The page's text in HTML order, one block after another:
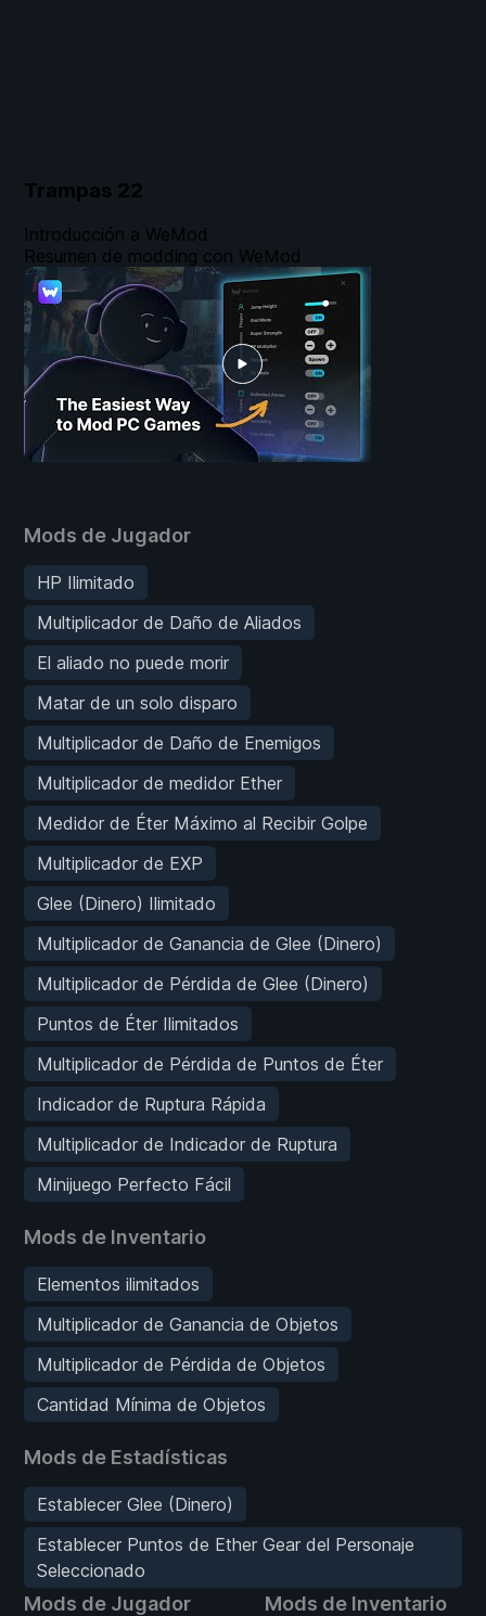
Trampas 22
Mods de Jugador
HP Ilimitado
Multiplicador de Daño de Aliados
El aliado no puede morir
Matar de un solo disparo
Multiplicador de Daño de Enemigos
Multiplicador de medidor Ether
Medidor de Éter Máximo al Recibir Golpe
Multiplicador de EXP
Glee (Dinero) Ilimitado
Multiplicador de Ganancia de Glee (Dinero)
Multiplicador de Pérdida de Glee (Dinero)
Puntos de Éter Ilimitados
Multiplicador de Pérdida de Puntos de Éter
Indicador de Ruptura Rápida
Multiplicador de Indicador de Ruptura
Minijuego Perfecto Fácil
Mods de Inventario
Elementos ilimitados
Multiplicador de Ganancia de Objetos
Multiplicador de Pérdida de Objetos
Cantidad Mínima de Objetos
Mods de Estadísticas
Establecer Glee (Dinero)
Establecer Puntos de Ether Gear del Personaje
Seleccionado
Mods de Jugador Mods de Inventario
Introducción a WeMod
Resumen de modding con WeMod